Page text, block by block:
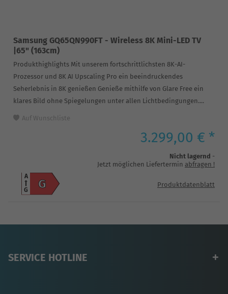
Samsung GQ65QN990FT - Wireless 8K Mini-LED TV
|65" (163cm)
Produkthighlights Mit unserem fortschrittlichsten 8K-AI-
Prozessor und 8K AI Upscaling Pro ein beeindruckendes
Seherlebnis in 8K genießen Genieße mithilfe von Glare Free ein
klares Bild ohne Spiegelungen unter allen Lichtbedingungen....
Auf Wunschliste
3.299,00 € *
Nicht lagernd -
Jetzt möglichen Liefertermin abfragen !
G
A
G
Produktdatenblatt
SERVICE HOTLINE